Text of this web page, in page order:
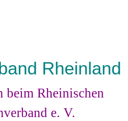
Rheinland
beim Rheinischen
e. V.